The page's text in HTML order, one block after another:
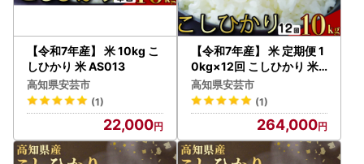
【令和7年産】 米 10kg こ
しひかり 米 AS013
高知県安芸市
(1)
22,000
【令和7年産】 米 定期便 1
0kg×12回 こしひかり 米
AS001
高知県安芸市
(1)
264,000